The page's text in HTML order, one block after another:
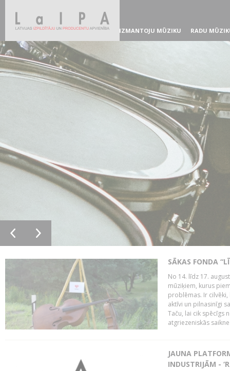
IZMANTOJU MŪZIKU RADU
SĀKAS FONDA
No 14. līdz 17.
mūziķiem, kurus
problēmas. Ir
aktīvi un pilnasinīgi
Taču, lai cik spēcīgs
atgriezeniskās
JAUNA
INDUSTRIJĀM -